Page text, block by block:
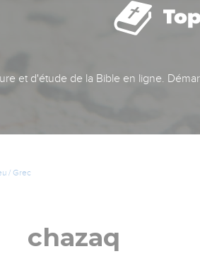
et d'étude de la Bible en ligne.
/ Grec
chazaq